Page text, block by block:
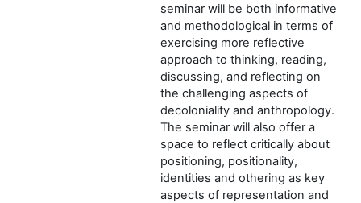
seminar will be both informative
and methodological in terms of
exercising more reflective
approach to thinking, reading,
discussing, and reflecting on
the challenging aspects of
decoloniality and anthropology.
The seminar will also offer a
space to reflect critically about
positioning, positionality,
identities and othering as key
aspects of representation and